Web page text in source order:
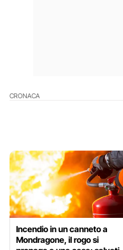
CRONACA
Incendio in un canneto a
Mondragone, il rogo si